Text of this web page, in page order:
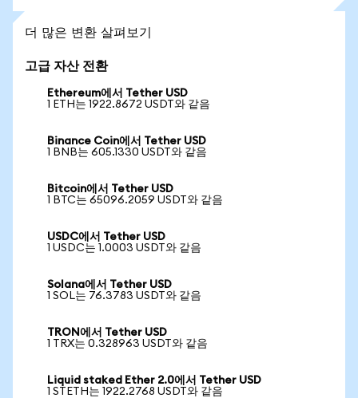
더 많은 변환 살펴보기
고급 자산 전환
Ethereum에서 Tether USD
1 ETH는 1922.8672 USDT와 같음
Binance Coin에서 Tether USD
1 BNB는 605.1330 USDT와 같음
Bitcoin에서 Tether USD
1 BTC는 65096.2059 USDT와 같음
USDC에서 Tether USD
1 USDC는 1.0003 USDT와 같음
Solana에서 Tether USD
1 SOL는 76.3783 USDT와 같음
TRON에서 Tether USD
1 TRX는 0.328963 USDT와 같음
Liquid staked Ether 2.0에서 Tether USD
1 STETH는 1922.2768 USDT와 같음